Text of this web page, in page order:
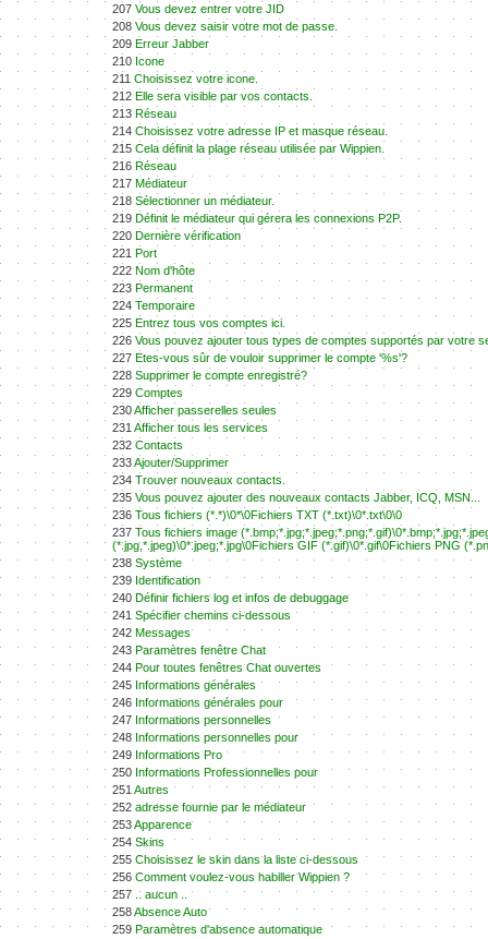
207 Vous devez entrer votre JID
208 Vous devez saisir votre mot de passe.
209 Erreur Jabber
210 Icone
211 Choisissez votre icone.
212 Elle sera visible par vos contacts.
213 Réseau
214 Choisissez votre adresse IP et masque réseau.
215 Cela définit la plage réseau utilisée par Wippien.
216 Réseau
217 Médiateur
218 Sélectionner un médiateur.
219 Définit le médiateur qui gérera les connexions P2P.
220 Dernière vérification
221 Port
222 Nom d'hôte
223 Permanent
224 Temporaire
225 Entrez tous vos comptes ici.
226 Vous pouvez ajouter tous types de comptes supportés par votre
227 Etes-vous sûr de vouloir supprimer le compte '%s'?
228 Supprimer le compte enregistré?
229 Comptes
230Afficher passerelles seules
231 Afficher tous les services
232 Contacts
233Ajouter/Supprimer
234 Trouver nouveaux contacts.
235 Vous pouvez ajouter des nouveaux contacts Jabber, ICQ, MSN...
236 Tous fichiers (*.*)\0*\0Fichiers TXT (*.txt)\0*.txt\0\0
237 Tous fichiers image
(*.jpg,*.jpeg)\0*.jpeg;*.jpg\0Fichiers GIF (*.gif)\0*.gif\0Fichiers PNG
238 Système
239 Identification
240 Définir fichiers log et infos de debuggage
241 Spécifier chemins ci-dessous
242 Messages
243 Paramètres fenêtre Chat
244 Pour toutes fenêtres Chat ouvertes
245 Informations générales
246 Informations générales pour
247 Informations personnelles
248 Informations personnelles pour
249 Informations Pro
250 Informations Professionnelles pour
251 Autres
252 adresse fournie par le médiateur
253Apparence
254 Skins
255 Choisissez le skin dans la liste ci-dessous
256 Comment voulez-vous habiller Wippien ?
257 .. aucun ..
258Absence Auto
259 Paramètres d'absence automatique